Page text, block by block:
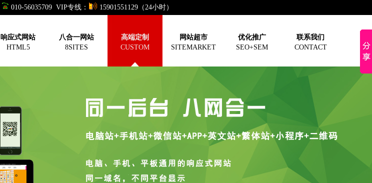
010-56035709 VIP专线： 15901551129（24小时）
响应式网站
HTML5
八合一网站
8SITES
高端定制
CUSTOM
网站超市
SITEMARKET
优化推广
SEO+SEM
联系我们
CONTACT